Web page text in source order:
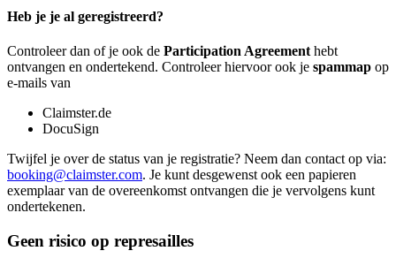
Heb je je al geregistreerd?
Controleer dan of je ook de Participation Agreement hebt
ontvangen en ondertekend. Controleer hiervoor ook je spammap op
e-mails van
Claimster.de
DocuSign
Twijfel je over de status van je registratie? Neem dan contact op via:
booking@claimster.com. Je kunt desgewenst ook een papieren
exemplaar van de overeenkomst ontvangen die je vervolgens kunt
ondertekenen.
Geen risico op represailles